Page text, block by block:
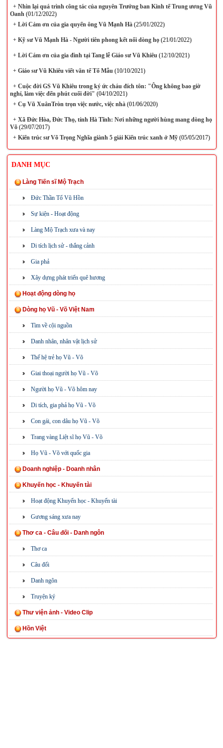
+Nhìn lại quá trình công tác của nguyên Trưởng ban Kinh tế Trung ương Vũ
Oanh(01/12/2022)
+Lời Cảm ơn của gia quyến ông Vũ Mạnh Hà(25/01/2022)
+Kỹ sư Vũ Mạnh Hà - Người tiên phong kết nối dòng họ(21/01/2022)
+Lời Cám ơn của gia đình tại Tang lễ Giáo sư Vũ Khiêu(12/10/2021)
+Giáo sư Vũ Khiêu viết văn tế Tổ Mẫu(10/10/2021)
+Cuộc đời GS Vũ Khiêu trong ký ức cháu đích tôn: "Ông không bao giờ
nghỉ, làm việc đến phút cuối đời" (04/10/2021)
+Cụ Vũ XuânTròn trọn việc nước, việc nhà(01/06/2020)
+Xã Đức Hòa, Đức Thọ, tỉnh Hà Tĩnh: Nơi những người hùng mang dòng họ
Võ(29/07/2017)
+Kiến trúc sư Võ Trọng Nghĩa giành 5 giải Kiến trúc xanh ở Mỹ(05/05/2017)
DANH MỤC
Làng Tiến sĩ Mộ Trạch
Đức Thần Tổ Vũ Hồn
Sự kiện - Hoạt động
Làng Mộ Trạch xưa và nay
Di tích lịch sử - thắng cảnh
Gia phả
Xây dựng phát triển quê hương
Hoạt động dòng họ
Dòng họ Vũ - Võ Việt Nam
Tìm về cội nguồn
Danh nhân, nhân vật lịch sử
Thế hệ trẻ họ Vũ - Võ
Giai thoại người họ Vũ - Võ
Người họ Vũ - Võ hôm nay
Di tích, gia phả họ Vũ - Võ
Con gái, con dâu họ Vũ - Võ
Trang vàng Liệt sĩ họ Vũ - Võ
Họ Vũ - Võ với quốc gia
Doanh nghiệp - Doanh nhân
Khuyến học - Khuyến tài
Hoạt động Khuyến học - Khuyến tài
Gương sáng xưa nay
Thơ ca - Câu đối - Danh ngôn
Thơ ca
Câu đối
Danh ngôn
Truyện ký
Thư viện ảnh - Video Clip
Hồn Việt